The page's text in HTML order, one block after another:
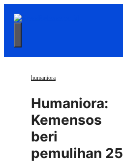
Menu
humaniora
Humaniora:
Kemensos
beri
pemulihan 25